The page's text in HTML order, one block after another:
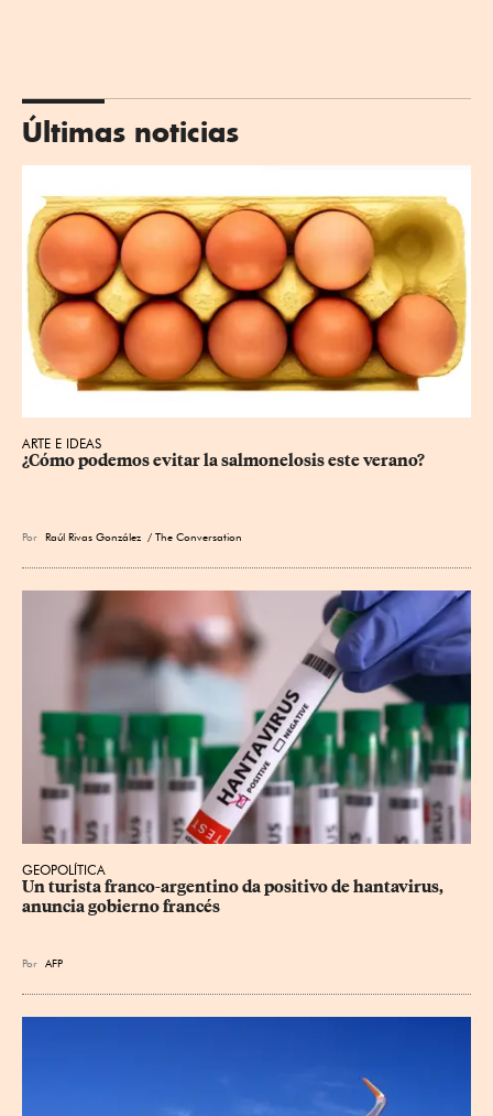
Últimas noticias
ARTE E IDEAS
¿Cómo podemos evitar la salmonelosis este verano?
Por Raúl Rivas González / The Conversation
GEOPOLÍTICA
Un turista franco-argentino da positivo de hantavirus,
anuncia gobierno francés
Por AFP